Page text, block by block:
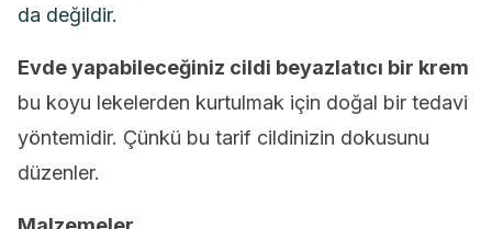
da değildir.
Evde yapabileceğiniz cildi beyazlatıcı bir krem
bu koyu lekelerden kurtulmak için doğal bir tedavi
yöntemidir. Çünkü bu tarif cildinizin dokusunu
düzenler.